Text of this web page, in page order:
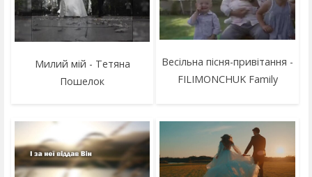
Милий мій - Тетяна
Пошелок
Весільна пісня-привітання -
FILIMONCHUK Family